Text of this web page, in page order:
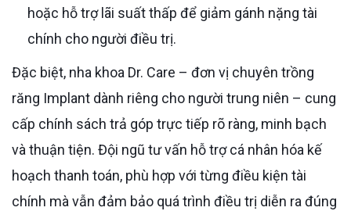
hoặc hỗ trợ lãi suất thấp để giảm gánh nặng tài
chính cho người điều trị.
Đặc biệt, nha khoa Dr. Care – đơn vị chuyên trồng
răng Implant dành riêng cho người trung niên – cung
cấp chính sách trả góp trực tiếp rõ ràng, minh bạch
và thuận tiện. Đội ngũ tư vấn hỗ trợ cá nhân hóa kế
hoạch thanh toán, phù hợp với từng điều kiện tài
chính mà vẫn đảm bảo quá trình điều trị diễn ra đúng